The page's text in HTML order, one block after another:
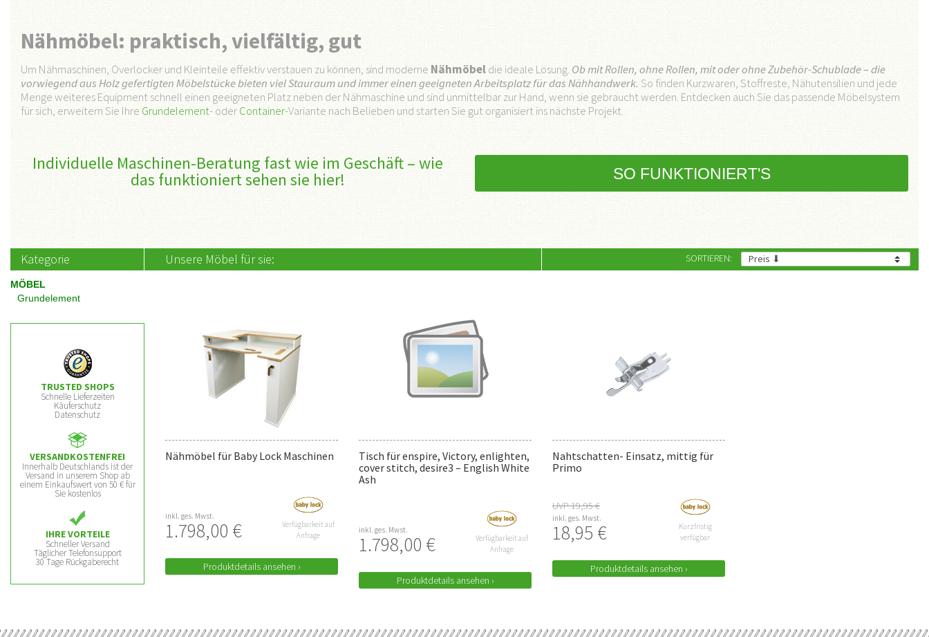
Nähmöbel: praktisch, vielfältig, gut
Um Nähmaschinen, Overlocker und Kleinteile effektiv verstauen zu können, sind moderne Nähmöbeldie ideale Lösung. Ob mit Rollen, ohne Rollen, mit oder ohne Zubehör-Schublade – die
vorwiegend aus Holz gefertigten Möbelstücke bieten viel Stauraum und immer einen geeigneten Arbeitsplatz für das Nähhandwerk. So finden Kurzwaren, Stoffreste, Nähutensilien und jede
Menge weiteres Equipment schnell einen geeigneten Platz neben der Nähmaschine und sind unmittelbar zur Hand, wenn sie gebraucht werden. Entdecken auch Sie das passende Möbelsystem
für sich, erweitern Sie Ihre Grundelement- oderContainer-Variante nach Belieben und starten Sie gut organisiert ins nächste Projekt.
Individuelle Maschinen-Beratung fast wie im Geschäft – wie
das funktioniert sehen sie hier! SO FUNKTIONIERT'S
Kategorie Unsere Möbel für sie: SORTIEREN:
MÖBEL
Grundelement
TRUSTED SHOPS
Schnelle Lieferzeiten
Käuferschutz
Datenschutz
VERSANDKOSTENFREI
Innerhalb Deutschlands ist der
Versand in unserem Shop ab
einem Einkaufswert von 50 € für
Sie kostenlos
IHRE VORTEILE
Schneller Versand
Täglicher Telefonsupport
30 Tage Rückgaberecht
Nähmöbel für Baby Lock Maschinen
inkl. ges. Mwst.
1.798,00 €
Verfügbarkeit auf
Anfrage
Produktdetails ansehen ›
Tisch für enspire, Victory, enlighten,
cover stitch, desire3 – English White
Ash
inkl. ges. Mwst.
1.798,00 €
Verfügbarkeit auf
Anfrage
Produktdetails ansehen ›
Nahtschatten- Einsatz, mittig für
Primo
UVP 19,95 €
inkl. ges. Mwst.
18,95 €
Kurzfristig
verfügbar
Produktdetails ansehen ›